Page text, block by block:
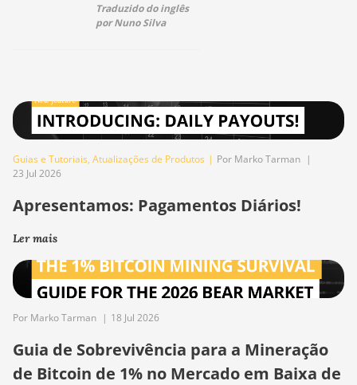
Traduzido do inglês
por Nuno Silva
Guias e Tutoriais, Atualizações de Produtos | Por Marko Tarman |
23 Jul 2026
Apresentamos: Pagamentos Diários!
Ler mais
Por Marko Tarman | 18 Jul 2026
Guia de Sobrevivência para a Mineração
de Bitcoin de 1% no Mercado em Baixa de